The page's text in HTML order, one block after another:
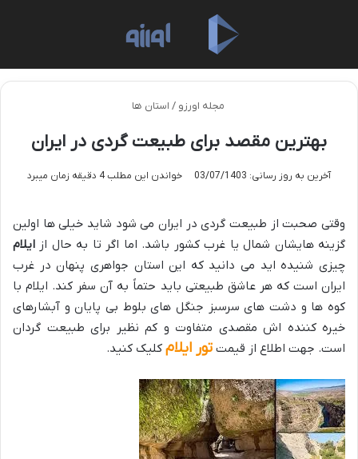
مجله اورزو / استان ها
بهترین مقصد برای طبیعت گردی در ایران
آخرین به روز رسانی: 03/07/1403 خواندن این مطلب 4 دقیقه زمان میبرد
وقتی صحبت از طبیعت گردی در ایران می شود شاید خیلی ها اولین
گزینه هایشان شمال یا غرب کشور باشد. اما اگر تا به حال از ایلام
چیزی شنیده اید می دانید که این استان جواهری پنهان در غرب
ایران است که هر عاشق طبیعتی باید حتماً به آن سفر کند. ایلام با
کوه ها و دشت های سرسبز جنگل های بلوط بی پایان و آبشارهای
خیره کننده اش مقصدی متفاوت و کم نظیر برای طبیعت گردان
است. جهت اطلاع از قیمت تور ایلام کلیک کنید.